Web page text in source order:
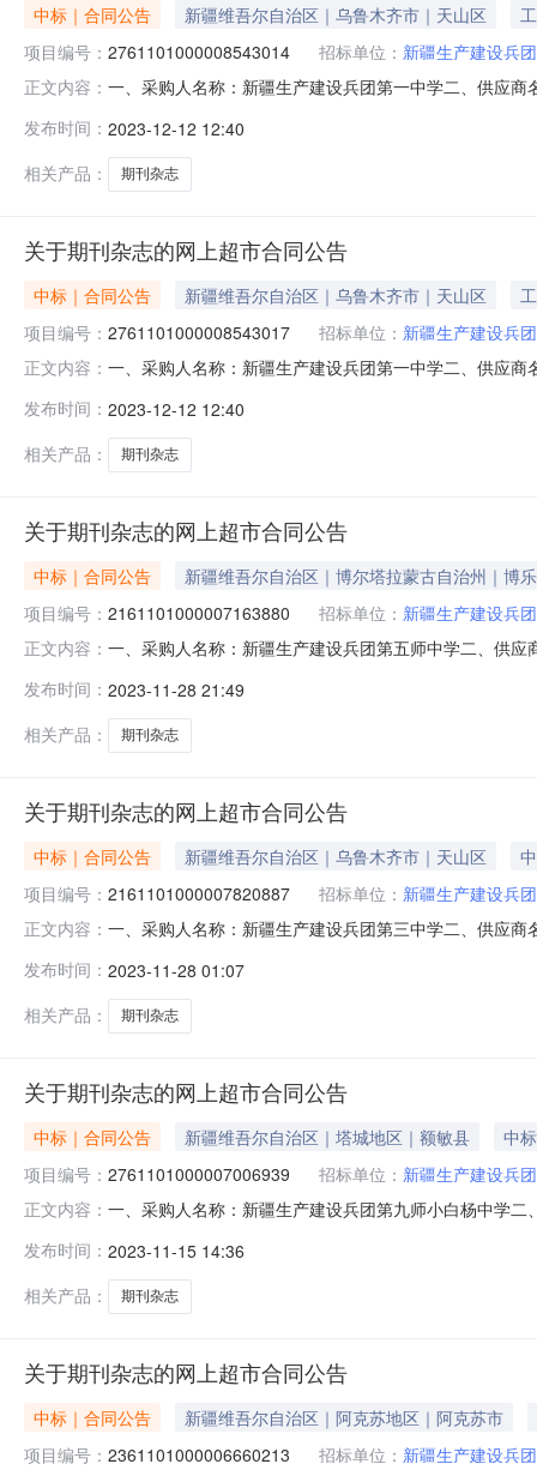
中标｜合同公告 新疆维吾尔自治区｜乌鲁木齐市｜天山区
项目编号： 2761101000008543014 招标单位： 新疆生产建设兵
正文内容： 一、采购人名称：新疆生产建设兵团第一中学二、供应
3742,CN31-2141/G4期刊杂志无品牌ISSN2096-
发布时间： 2023-12-12 12:40
相关产品：
期刊杂志
关于期刊杂志的网上超市合同公告
中标｜合同公告 新疆维吾尔自治区｜乌鲁木齐市｜天山区
项目编号： 2761101000008543017 招标单位： 新疆生产建设兵
正文内容： 一、采购人名称：新疆生产建设兵团第一中学二、供应
3742,CN31-2141/G4期刊杂志无品牌ISSN2096-
发布时间： 2023-12-12 12:40
相关产品：
期刊杂志
关于期刊杂志的网上超市合同公告
中标｜合同公告
新疆维吾尔自治区｜博尔塔拉蒙古自治州｜博
项目编号： 2161101000007163880 招标单位： 新疆生产建设兵
正文内容： 一、采购人名称：新疆生产建设兵团第五师中学二、供
3742,CN31-2141/G4期刊杂志无品牌ISSN2096-
发布时间： 2023-11-28 21:49
相关产品：
期刊杂志
关于期刊杂志的网上超市合同公告
中标｜合同公告 新疆维吾尔自治区｜乌鲁木齐市｜天山区
项目编号： 2161101000007820887 招标单位： 新疆生产建设兵
中标单位： 南京华漫教育科
正文内容： 一、采购人名称：新疆生产建设兵团第三中学二、供应
3742,CN31-2141/G4期刊杂志无品牌ISSN2096-
发布时间： 2023-11-28 01:07
相关产品：
期刊杂志
关于期刊杂志的网上超市合同公告
中标｜合同公告 新疆维吾尔自治区｜塔城地区｜额敏县
中
项目编号： 2761101000007006939 招标单位： 新疆生产建设兵
正文内容： 一、采购人名称：新疆生产建设兵团第九师小白杨中学
ISSN2096-3742,CN31-2141/G4期刊杂志无品牌
发布时间： 2023-11-15 14:36
相关产品：
期刊杂志
关于期刊杂志的网上超市合同公告
中标｜合同公告
新疆维吾尔自治区｜阿克苏地区｜阿克苏市
项目编号： 2361101000006660213 招标单位： 新疆生产建设兵